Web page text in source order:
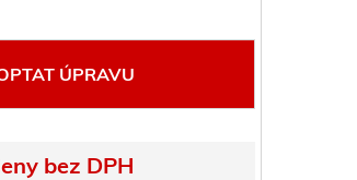
ÚPRAVU
bez DPH